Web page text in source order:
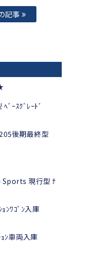
記事
ﾞｰｽｸﾞﾚｰﾄﾞ
後期最終型
現行型 ﾅ
ﾝﾜｺﾞﾝ入庫
ﾝ車両入庫